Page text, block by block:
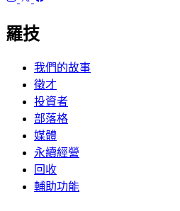
羅技
我們的故事
徵才
投資者
部落格
媒體
永續經營
回收
輔助功能